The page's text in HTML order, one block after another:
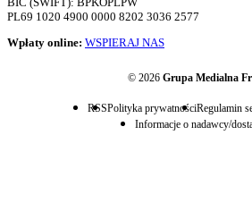
PL69 1020 4900 0000 8202 3036 2577
Wpłaty online: WSPIERAJ NAS
© 2026 Grupa Medialna
RSSPolityka prywatnościRegulamin
Informacje o nadawcy/